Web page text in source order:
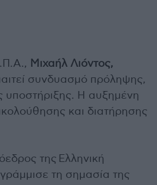
Μιχαήλ Λιόντος,
συνδυασμό πρόληψης,
υποστήριξης. Η αυξημένη
και διατήρησης
της Ελληνική
τη σημασία της